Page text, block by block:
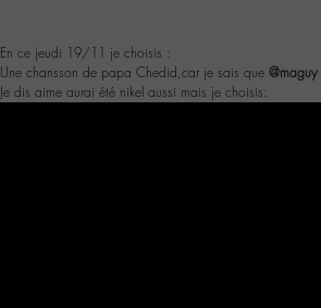
En ce jeudi 19/11 je choisis :
Une chansson de papa Chedid,car je sais que @maguy
Je dis aime aurai été nikel aussi mais je choisis: